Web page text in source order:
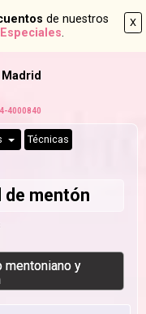
X
de nuestros
.
4000840
Técnicas
mentón
mentoniano y